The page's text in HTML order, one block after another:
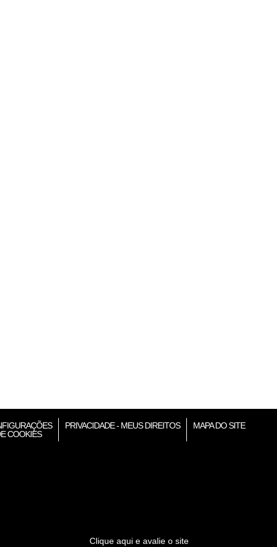
Clique aqui e avalie o site
COOKIES
PRIVACIDADE - MEUS DIREITOS MAPA DO SITE